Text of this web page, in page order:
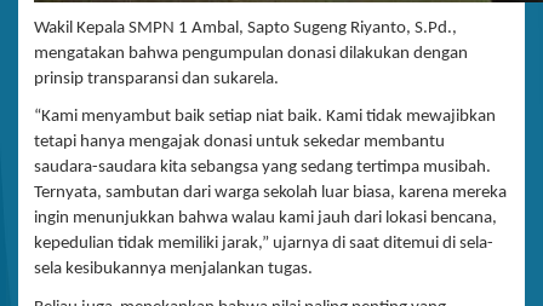
Wakil Kepala SMPN 1 Ambal, Sapto Sugeng Riyanto, S.Pd.,
mengatakan bahwa pengumpulan donasi dilakukan dengan
prinsip transparansi dan sukarela.
“Kami menyambut baik setiap niat baik. Kami tidak mewajibkan
tetapi hanya mengajak donasi untuk sekedar membantu
saudara-saudara kita sebangsa yang sedang tertimpa musibah.
Ternyata, sambutan dari warga sekolah luar biasa, karena mereka
ingin menunjukkan bahwa walau kami jauh dari lokasi bencana,
kepedulian tidak memiliki jarak,” ujarnya di saat ditemui di sela-
sela kesibukannya menjalankan tugas.